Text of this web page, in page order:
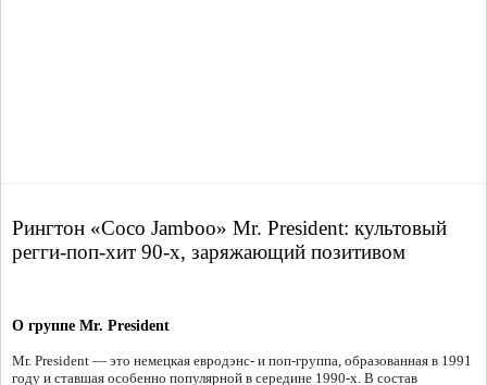
Рингтон «Coco Jamboo» Mr. President: культовый
регги-поп-хит 90-х, заряжающий позитивом
О группе Mr. President
Mr. President — это немецкая евродэнс- и поп-группа, образованная в 1991
году и ставшая особенно популярной в середине 1990-х. В состав